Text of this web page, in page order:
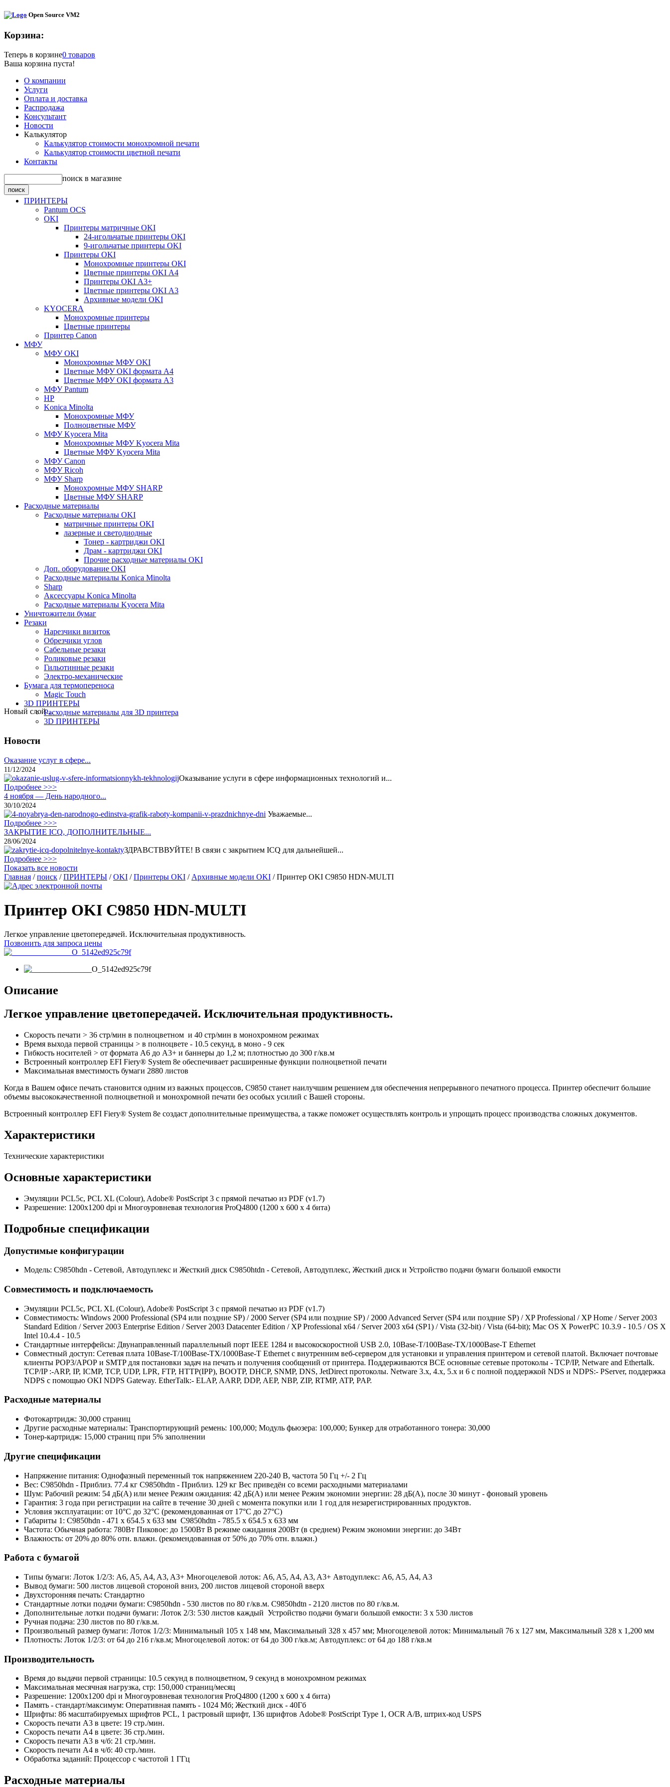
Open Source VM2
Корзина:
Теперь в корзине0 товаров
Ваша корзина пуста!
О компании
Услуги
Оплата и доставка
Распродажа
Консультант
Новости
Калькулятор
Калькулятор стоимости монохромной печати
Калькулятор стоимости цветной печати
Контакты
поиск в магазине
ПРИНТЕРЫ
Pantum OCS
OKI
Принтеры матричные OKI
24-игольчатые принтеры OKI
9-игольчатые принтеры OKI
Принтеры OKI
Монохромные принтеры OKI
Цветные принтеры OKI А4
Принтеры OKI А3+
Цветные принтеры OKI А3
Архивные модели OKI
KYOCERA
Монохромные принтеры
Цветные принтеры
Принтер Canon
МФУ
МФУ OKI
Монохромные МФУ OKI
Цветные МФУ OKI формата А4
Цветные МФУ OKI формата А3
МФУ Pantum
HP
Konica Minolta
Монохромные МФУ
Полноцветные МФУ
МФУ Kyocera Mita
Монохромные МФУ Kyocera Mita
Цветные МФУ Kyocera Mita
МФУ Canon
МФУ Ricoh
МФУ Sharp
Монохромные МФУ SHARP
Цветные МФУ SHARP
Расходные материалы
Расходные материалы OKI
матричные принтеры OKI
лазерные и светодиодные
Тонер - картриджи OKI
Драм - картриджи OKI
Прочие расходные материалы OKI
Доп. оборудование OKI
Расходные материалы Konica Minolta
Sharp
Аксессуары Konica Minolta
Расходные материалы Kyocera Mita
Уничтожители бумаг
Резаки
Нарезчики визиток
Обрезчики углов
Сабельные резаки
Роликовые резаки
Гильотинные резаки
Электро-механические
Бумага для термопереноса
Magic Touch
3D ПРИНТЕРЫ
Расходные материалы для 3D принтера
3D ПРИНТЕРЫ
Новости
Оказание услуг в сфере...
11/12/2024
Оказывание услуги в сфере информационных технологий и...
Подробнее >>>
4 ноября — День народного...
30/10/2024
Уважаемые...
Подробнее >>>
ЗАКРЫТИЕ ICQ, ДОПОЛНИТЕЛЬНЫЕ...
28/06/2024
ЗДРАВСТВВУЙТЕ! В связи с закрытием ICQ для дальнейшей...
Подробнее >>>
Показать все новости
Главная /поиск /ПРИНТЕРЫ /OKI /Принтеры OKI / Архивные модели OKI /Принтер OKI C9850 HDN-MULTI
Принтер OKI C9850 HDN-MULTI
Легкое управление цветопередачей. Исключительная продуктивность.
Позвонить для запроса цены
Описание
Легкое управление цветопередачей. Исключительная продуктивность.
Скорость печати > 36 стр/мин в полноцветном и 40 стр/мин в монохромном режимах
Время выхода первой страницы > в полноцвете - 10.5 секунд, в моно - 9 сек
Гибкость носителей > от формата А6 до А3+ и баннеры до 1,2 м; плотностью до 300 г/кв.м
Встроенный контроллер EFI Fiery® System 8e обеспечивает расширенные функции полноцветной печати
Максимальная вместимость бумаги 2880 листов
Когда в Вашем офисе печать становится одним из важных процессов, С9850 станет наилучшим решением для обеспечения непрерывного печатного процесса. Принтер обеспечит большие
объемы высококачественной полноцветной и монохромной печати без особых усилий с Вашей стороны.
Встроенный контроллер EFI Fiery® System 8e создаст дополнительные преимущества, а также поможет осуществлять контроль и упрощать процесс производства сложных документов.
Характеристики
Технические характеристики
Основные характеристики
Эмуляции PCL5c, PCL XL (Colour), Adobe® PostScript 3 с прямой печатью из PDF (v1.7)
Разрешение: 1200x1200 dpi и Многоуровневая технология ProQ4800 (1200 х 600 х 4 бита)
Подробные спецификации
Допустимые конфигурации
Модель: C9850hdn - Сетевой, Автодуплекс и Жесткий диск C9850htdn - Сетевой, Автодуплекс, Жесткий диск и Устройство подачи бумаги большой емкости
Совместимость и подключаемость
Эмуляции PCL5c, PCL XL (Colour), Adobe® PostScript 3 с прямой печатью из PDF (v1.7)
Совместимость: Windows 2000 Professional (SP4 или поздние SP) / 2000 Server (SP4 или поздние SP) / 2000 Advanced Server (SP4 или поздние SP) / XP Professional / XP Home / Server 2003
Standard Edition / Server 2003 Enterprise Edition / Server 2003 Datacenter Edition / XP Professional x64 / Server 2003 x64 (SP1) / Vista (32-bit) / Vista (64-bit); Mac OS X PowerPC 10.3.9 - 10.5 / OS X
Intel 10.4.4 - 10.5
Стандартные интерфейсы: Двунаправленный параллельный порт IEEE 1284 и высокоскоростной USB 2.0, 10Base-T/100Base-TX/1000Base-T Ethernet
Совместный доступ: Сетевая плата 10Base-T/100Base-TX/1000Base-T Ethernet с внутренним веб-сервером для установки и управления принтером и сетевой платой. Включает почтовые
клиенты POP3/APOP и SMTP для постановки задач на печать и получения сообщений от принтера. Поддерживаются ВСЕ основные сетевые протоколы - TCP/IP, Netware and Ethertalk.
TCP/IP :-ARP, IP, ICMP, TCP, UDP, LPR, FTP, HTTP(IPP), BOOTP, DHCP, SNMP, DNS, JetDirect протоколы. Netware 3.x, 4.x, 5.x и 6 с полной поддержкой NDS и NDPS:- PServer, поддержка
NDPS с помощью OKI NDPS Gateway. EtherTalk:- ELAP, AARP, DDP, AEP, NBP, ZIP, RTMP, ATP, PAP.
Расходные материалы
Фотокартридж: 30,000 страниц
Другие расходные материалы: Транспортирующий ремень: 100,000; Модуль фьюзера: 100,000; Бункер для отработанного тонера: 30,000
Тонер-картридж: 15,000 страниц при 5% заполнении
Другие спецификации
Напряжение питания: Однофазный переменный ток напряжением 220-240 В, частота 50 Гц +/- 2 Гц
Вес: C9850hdn - Приблиз. 77.4 кг C9850hdtn - Приблиз. 129 кг Вес приведён со всеми расходными материалами
Шум: Рабочий режим: 54 дБ(A) или менее Режим ожидания: 42 дБ(A) или менее Режим экономии энергии: 28 дБ(A), после 30 минут - фоновый уровень
Гарантия: 3 года при регистрации на сайте в течение 30 дней с момента покупки или 1 год для незарегистрированных продуктов.
Условия эксплуатации: от 10°C до 32°C (рекомендованная от 17°C до 27°C)
Габариты 1: C9850hdn - 471 x 654.5 x 633 мм C9850hdtn - 785.5 x 654.5 x 633 мм
Частота: Обычная работа: 780Вт Пиковое: до 1500Вт В режиме ожидания 200Вт (в среднем) Режим экономии энергии: до 34Вт
Влажность: от 20% до 80% отн. влажн. (рекомендованная от 50% до 70% отн. влажн.)
Работа с бумагой
Типы бумаги: Лоток 1/2/3: A6, A5, A4, A3, A3+ Многоцелевой лоток: A6, A5, A4, A3, A3+ Автодуплекс: A6, A5, A4, A3
Вывод бумаги: 500 листов лицевой стороной вниз, 200 листов лицевой стороной вверх
Двухсторонняя печать: Стандартно
Стандартные лотки подачи бумаги: C9850hdn - 530 листов по 80 г/кв.м. C9850hdtn - 2120 листов по 80 г/кв.м.
Дополнительные лотки подачи бумаги: Лоток 2/3: 530 листов каждый Устройство подачи бумаги большой емкости: 3 x 530 листов
Ручная подача: 230 листов по 80 г/кв.м.
Произвольный размер бумаги: Лоток 1/2/3: Минимальный 105 x 148 мм, Максимальный 328 x 457 мм; Многоцелевой лоток: Минимальный 76 x 127 мм, Максимальный 328 x 1,200 мм
Плотность: Лоток 1/2/3: от 64 до 216 г/кв.м; Многоцелевой лоток: от 64 до 300 г/кв.м; Автодуплекс: от 64 до 188 г/кв.м
Производительность
Время до выдачи первой страницы: 10.5 секунд в полноцветном, 9 секунд в монохромном режимах
Максимальная месячная нагрузка, стр: 150,000 страниц/месяц
Разрешение: 1200x1200 dpi и Многоуровневая технология ProQ4800 (1200 х 600 х 4 бита)
Память - стандарт/максимум: Оперативная память - 1024 Мб; Жесткий диск - 40Гб
Шрифты: 86 масштабируемых шрифтов PCL, 1 растровый шрифт, 136 шрифтов Adobe® PostScript Type 1, OCR A/B, штрих-код USPS
Скорость печати A3 в цвете: 19 стр./мин.
Скорость печати A4 в цвете: 36 стр./мин.
Скорость печати A3 в ч/б: 21 стр./мин.
Скорость печати A4 в ч/б: 40 стр./мин.
Обработка заданий: Процессор с частотой 1 ГГц
Расходные материалы
Новый слой…